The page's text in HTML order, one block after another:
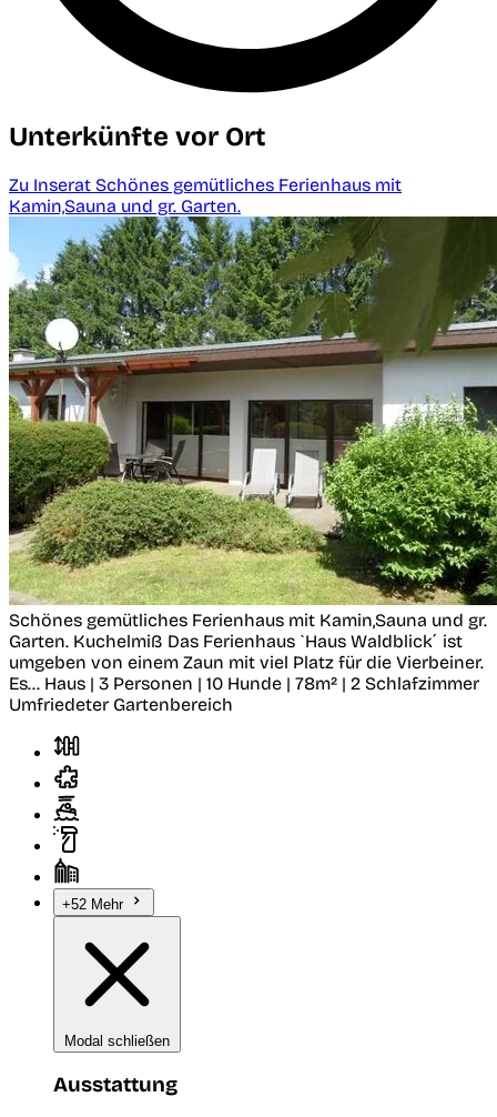
Unterkünfte vor Ort
Zu Inserat Schönes gemütliches Ferienhaus mit
Kamin,Sauna und gr. Garten.
Schönes gemütliches Ferienhaus mit Kamin,Sauna und gr.
Garten. Kuchelmiß Das Ferienhaus ˋHaus Waldblick´ ist
umgeben von einem Zaun mit viel Platz für die Vierbeiner.
Es... Haus | 3 Personen | 10 Hunde | 78m² | 2 Schlafzimmer
Umfriedeter Gartenbereich
+52 Mehr
Modal schließen
Ausstattung